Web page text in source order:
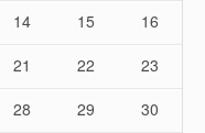
14 15
16
21 22
23
28 29
30